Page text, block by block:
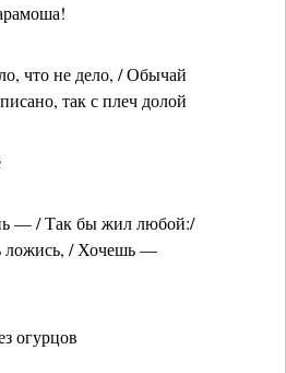
что не дело, / Обычай
так с плеч долой
— / Так бы жил любой:/
ложись, / Хочешь —
огурцов